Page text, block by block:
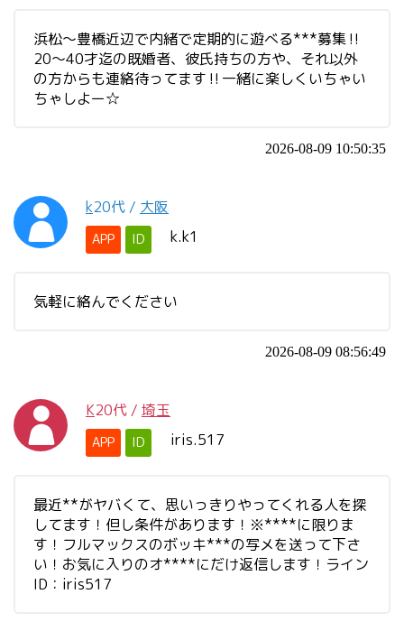
浜松〜豊橋近辺で内緒で定期的に遊べる***募集‼️
20〜40才迄の既婚者、彼氏持ちの方や、それ以外
の方からも連絡待ってます‼️一緒に楽しくいちゃい
ちゃしよー☆
2026-08-09 10:50:35
k20代 / 大阪
APP ID k.k1
気軽に絡んでください
2026-08-09 08:56:49
K20代 / 埼玉
APP ID iris.517
最近**がヤバくて、思いっきりやってくれる人を探
してます！但し条件があります！※****に限りま
す！フルマックスのボッキ***の写メを送って下さ
い！お気に入りのオ****にだけ返信します！ライン
ID：iris517